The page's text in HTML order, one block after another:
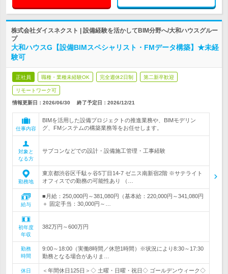
株式会社ダイスネクスト | 設備経験を活かしてBIM分野へ/大和ハウスグルー
プ
大和ハウスG【設備BIMスペシャリスト・FMデータ構築】★未経
験可
正社員 職種・業種未経験OK 完全週休2日制 第二新卒歓迎
リモートワーク可
情報更新日：2026/06/30 終了予定日： 2026/12/21
仕事内容
BIMを活用した設備プロジェクトの推進業務や、BIMモデリン
グ、FMシステムの構築業務等をお任せします。
対象と
なる方
サブコンなどでの設計・設備施工管理・工事経験
勤務地
東京都渋谷区千駄ヶ谷5丁目14-7 ゼニス南新宿2階 ※サテライト
オフィスでの勤務の可能性あり （…
給与
■月給：250,000円～381,080円（基本給：220,000円～341,080円
＋ 固定手当：30,000円～…
初年度
年収
382万円～600万円
勤務
時間
9:00～18:00（実働8時間／休憩1時間）※状況により8:30～17:30
勤務となる場合がありま…
休日
＜年間休日125日＞◇ 土曜・日曜・祝日◇ ゴールデンウィーク◇